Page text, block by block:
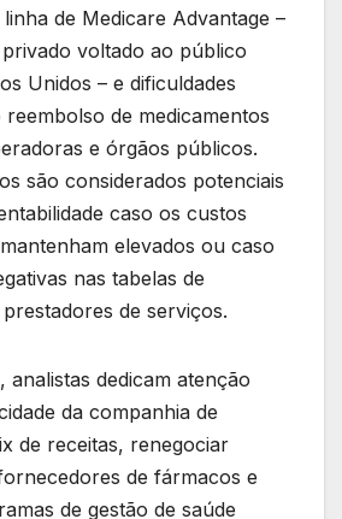
de Medicare Advantage –
voltado ao público
Unidos – e dificuldades
de medicamentos
e órgãos públicos.
são considerados potenciais
caso os custos
elevados ou caso
nas tabelas de
de serviços.
analistas dedicam atenção
da companhia de
de receitas, renegociar
de fármacos e
de gestão de saúde